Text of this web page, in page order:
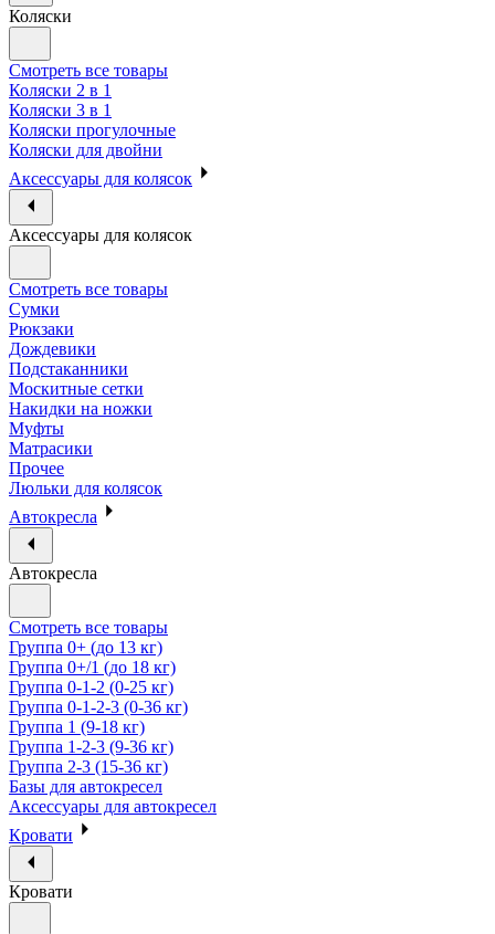
Коляски
Смотреть все товары
Коляски 2 в 1
Коляски 3 в 1
Коляски прогулочные
Коляски для двойни
Аксессуары для колясок
Аксессуары для колясок
Смотреть все товары
Сумки
Рюкзаки
Дождевики
Подстаканники
Москитные сетки
Накидки на ножки
Муфты
Матрасики
Прочее
Люльки для колясок
Автокресла
Автокресла
Смотреть все товары
Группа 0+ (до 13 кг)
Группа 0+/1 (до 18 кг)
Группа 0-1-2 (0-25 кг)
Группа 0-1-2-3 (0-36 кг)
Группа 1 (9-18 кг)
Группа 1-2-3 (9-36 кг)
Группа 2-3 (15-36 кг)
Базы для автокресел
Аксессуары для автокресел
Кровати
Кровати